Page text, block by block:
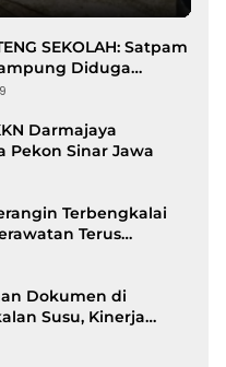
SEKOLAH: Satpam
Diduga
Darmajaya
Pekon Sinar Jawa
Terbengkalai
Terus
Dokumen di
Susu, Kinerja
Disorot